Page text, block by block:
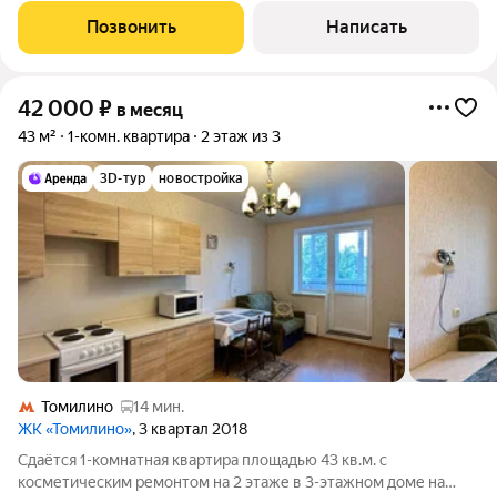
бытовая техника и мебель - все новое (дополнительное
обсуждается), отдельная гардеробная. Тихий,
Позвонить Написать
42 000 ₽ в месяц
43 м² 1-комн. квартира 2 этаж из 3
3D-тур новостройка
Томилино
14 мин.
ЖК «Томилино», 3 квартал 2018
Сдаётся 1-комнатная квартира площадью 43 кв.м. с
косметическим ремонтом на 2 этаже в 3-этажном доме на